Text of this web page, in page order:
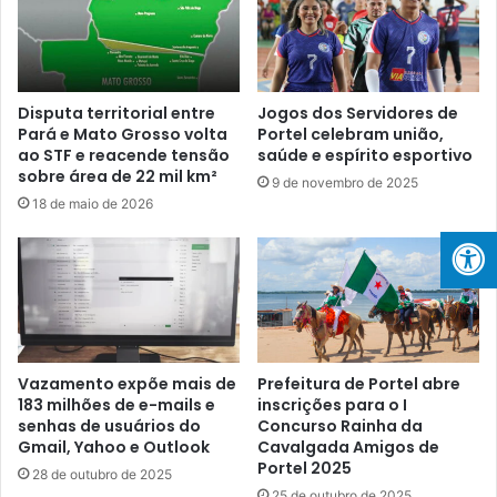
d
o
r
m
a
ç
o
p
a
a
a
g
e
n
t
e
o
e
l
:
S
h
w
e
P
r
ê
m
i
o
e
Disputa territorial entre
Pará e Mato Grosso volta
ao STF e reacende tensão
sobre área de 22 mil km²
18 de maio de 2026
Jogos dos Servidores de
Portel celebram união,
saúde e espírito esportivo
9 de novembro de 2025
Vazamento expõe mais de
183 milhões de e-mails e
senhas de usuários do
Gmail, Yahoo e Outlook
28 de outubro de 2025
Prefeitura de Portel abre
inscrições para o I
Concurso Rainha da
Cavalgada Amigos de
Portel 2025